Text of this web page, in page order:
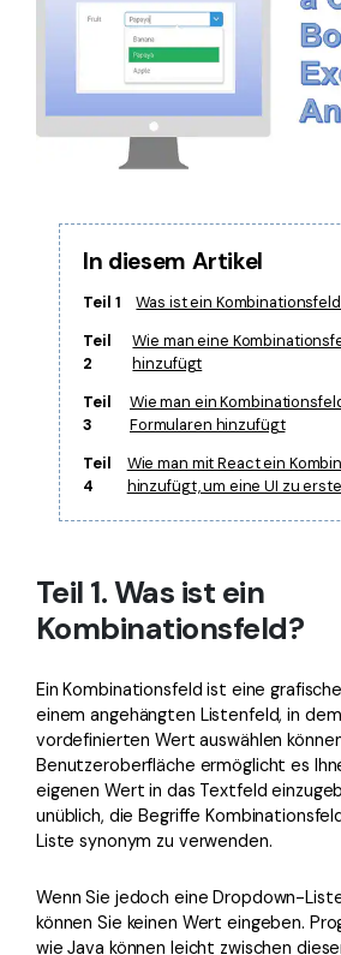
In diesem Artikel
Teil 1
Was ist ein
Teil
2
Wie man eine
hinzufügt
Teil
3
Wie man ein
Formularen hinzufügt
Teil
4
Wie man mit React ein
hinzufügt, um eine UI zu
Teil 1. Was ist ein
Kombinationsfeld?
Ein Kombinationsfeld ist eine
einem angehängten Listenfeld, in
vordefinierten Wert auswählen
Benutzeroberfläche ermöglicht es
eigenen Wert in das Textfeld
unüblich, die Begriffe
Liste synonym zu verwenden.
Wenn Sie jedoch eine Dropdown-
können Sie keinen Wert eingeben.
wie Java können leicht zwischen